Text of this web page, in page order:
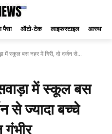
पैसा ऑटो-टेक लाइफस्टाइल आस्था
में स्कूल बस नहर में गिरी, दो दर्जन से...
में स्कूल बस
से ज्यादा बच्चे
गंभीर